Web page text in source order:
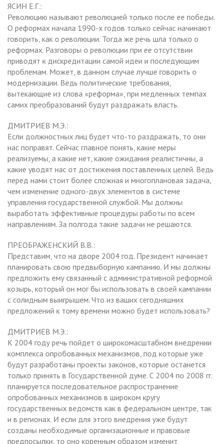
ЯСИН Е.Г.:
Революцию называют революцией только после ее победы.
О реформах начала 1990-х годов только сейчас начинают
говорить, как о революции. Тогда же речь шла только о
реформах. Разговоры о революции при ее отсутствии
приводят к дискредитации самой идеи и последующим
проблемам. Может, в данном случае лучше говорить о
модернизации. Ведь политические требования,
вытекающие из слова «реформа», при медленных темпах
самих преобразований будут раздражать власть.
ДМИТРИЕВ М.Э.:
Если должностных лиц будет что-то раздражать, то они
нас поправят. Сейчас главное понять, какие меры
реализуемы, а какие нет, какие ожидания реалистичны, а
какие уводят нас от достижения поставленных целей. Ведь
перед нами стоит более сложная и многоплановая задача,
чем изменение одного-двух элементов в системе
управления государственной службой. Мы должны
выработать эффективные процедуры работы по всем
направлениям. За полгода такие задачи не решаются.
ПРЕОБРАЖЕНСКИЙ В.В.:
Представим, что на дворе 2004 год. Президент начинает
планировать свою предвыборную кампанию. И мы должны
предложить ему связанный с административной реформой
козырь, который он мог бы использовать в своей кампании
с солидным выигрышем. Что из ваших сегодняшних
предложений к тому времени можно будет использовать?
ДМИТРИЕВ М.Э.:
К 2004 году речь пойдет о широкомасштабном внедрении
комплекса опробованных механизмов, под которые уже
будут разработаны проекты законов, которые останется
только принять в Государственной думе. С 2004 по 2008 гг.
планируется последовательное распространение
опробованных механизмов в широком кругу
государственных ведомств как в федеральном центре, так
и в регионах. И если для этого внедрения уже будут
созданы необходимые организационные и правовые
предпосылки, то оно коренным образом изменит